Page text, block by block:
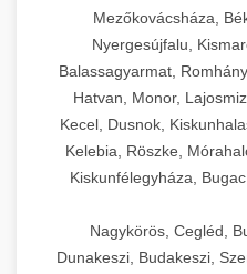
Mezőkovácsháza,
Nyergesújfalu,
Balassagyarmat,
Hatvan, Monor,
Kecel, Dusnok,
Kelebia, Röszke,
Kiskunfélegyháza,
Nagykörös, Cegléd,
Dunakeszi, Budakeszi,